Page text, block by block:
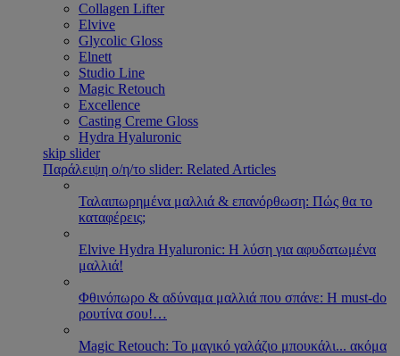
Collagen Lifter
Elvive
Glycolic Gloss
Elnett
Studio Line
Magic Retouch
Excellence
Casting Creme Gloss
Hydra Hyaluronic
skip slider
Παράλειψη ο/η/το slider: Related Articles
Ταλαιπωρημένα μαλλιά & επανόρθωση: Πώς θα το
καταφέρεις;
Εlvive Hydra Hyaluronic: H λύση για αφυδατωμένα
μαλλιά!
Φθινόπωρο & αδύναμα μαλλιά που σπάνε: Η must-do
ρουτίνα σου!…
Magic Retouch: Το μαγικό γαλάζιο μπουκάλι... ακόμα